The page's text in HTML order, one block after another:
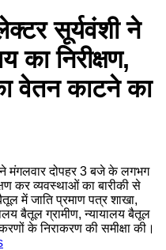
सूर्यवंशी ने
का निरीक्षण,
वेतन काटने का
मंगलवार दोपहर 3 बजे के लगभग
कर व्यवस्थाओं का बारीकी से
में जाति प्रमाण पत्र शाखा,
बैतूल ग्रामीण, न्यायालय बैतूल
के निराकरण की समीक्षा की।